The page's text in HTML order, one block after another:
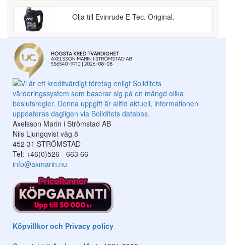
Olja till Evinrude E-Tec. Original.
Axelsson Marin i Strömstad AB
Nils Ljungqvist väg 8
452 31 STRÖMSTAD
Tel: +46(0)526 - 663 66
info@axmarin.nu
Köpvillkor och Privacy policy